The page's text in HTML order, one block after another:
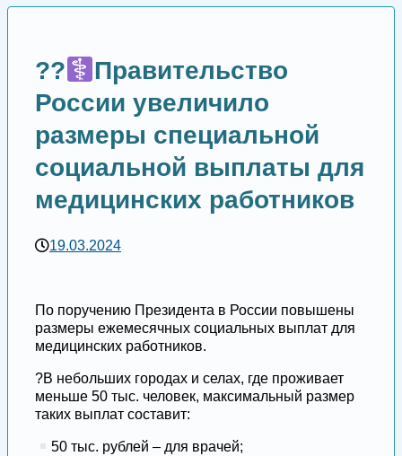
??‍
Правительство
России увеличило
размеры специальной
социальной выплаты для
медицинских работников
19.03.2024
По поручению Президента в России повышены
размеры ежемесячных социальных выплат для
медицинских работников.
?В небольших городах и селах, где проживает
меньше 50 тыс. человек, максимальный размер
таких выплат составит:
50 тыс. рублей – для врачей;